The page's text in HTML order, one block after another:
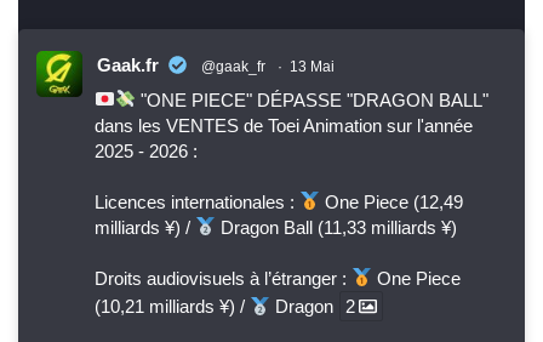
Gaak.fr @gaak_fr · 13 Mai
"ONE PIECE" DÉPASSE "DRAGON BALL"
dans les VENTES de Toei Animation sur l'année
2025 - 2026 :
Licences internationales :
One Piece (12,49
milliards ¥) /
Dragon Ball (11,33 milliards ¥)
Droits audiovisuels à l’étranger :
One Piece
(10,21 milliards ¥) /
Dragon 2